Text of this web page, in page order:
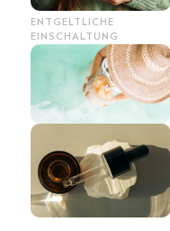
ENTGELTLICHE
EINSCHALTUNG